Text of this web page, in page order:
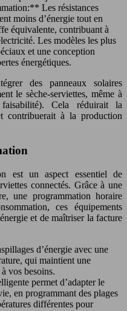
Les résistances
moins d’énergie tout en
équivalente, contribuant à
Les modèles les plus
et une conception
énergétiques.
des panneaux solaires
le sèche-serviettes, même à
Cela réduirait la
contribuerait à la production
est un aspect essentiel de
connectés. Grâce à une
une programmation horaire
ces équipements
et de maîtriser la facture
d’énergie avec une
qui maintient une
vos besoins.
permet d’adapter le
en programmant des plages
différentes pour